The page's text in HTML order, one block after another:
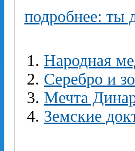
подробнее: ты
Народная
Серебро и
Мечта
Земские